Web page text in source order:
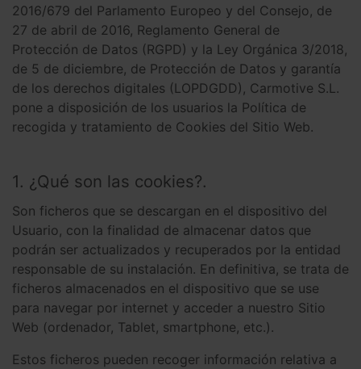
2016/679 del Parlamento Europeo y del Consejo, de
27 de abril de 2016, Reglamento General de
Protección de Datos (RGPD) y la Ley Orgánica 3/2018,
de 5 de diciembre, de Protección de Datos y garantía
de los derechos digitales (LOPDGDD), Carmotive S.L.
pone a disposición de los usuarios la Política de
recogida y tratamiento de Cookies del Sitio Web.
1. ¿Qué son las cookies?.
Son ficheros que se descargan en el dispositivo del
Usuario, con la finalidad de almacenar datos que
podrán ser actualizados y recuperados por la entidad
responsable de su instalación. En definitiva, se trata de
ficheros almacenados en el dispositivo que se use
para navegar por internet y acceder a nuestro Sitio
Web (ordenador, Tablet, smartphone, etc.).
Estos ficheros pueden recoger información relativa a